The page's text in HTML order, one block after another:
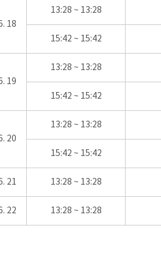
18
13:28 ~ 13:28
15:42 ~ 15:42
19
13:28 ~ 13:28
15:42 ~ 15:42
20
13:28 ~ 13:28
15:42 ~ 15:42
21 13:28 ~ 13:28
22 13:28 ~ 13:28